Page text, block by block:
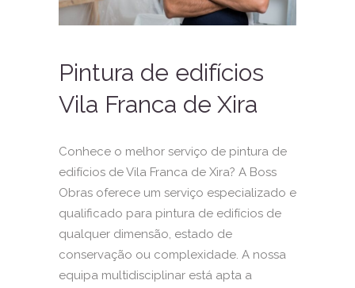
Pintura de edifícios
Vila Franca de Xira
Conhece o melhor serviço de pintura de
edifícios de Vila Franca de Xira? A Boss
Obras oferece um serviço especializado e
qualificado para pintura de edifícios de
qualquer dimensão, estado de
conservação ou complexidade. A nossa
equipa multidisciplinar está apta a